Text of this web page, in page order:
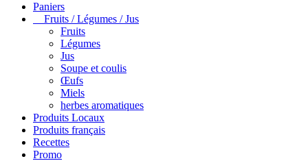
Paniers
Fruits / Légumes / Jus
Fruits
Légumes
Jus
Soupe et coulis
Œufs
Miels
herbes aromatiques
Produits Locaux
Produits français
Recettes
Promo